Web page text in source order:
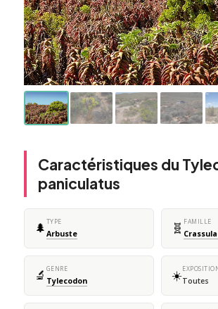
Caractéristiques du
paniculatus
🌲 TYPE
Arbuste 🧬 FAMILLE
🔬 GENRE
Tylecodon ☀️Toutes